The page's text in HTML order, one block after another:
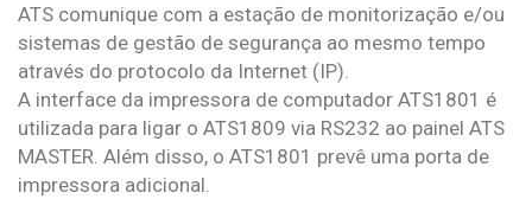
ATS comunique com a estação de monitorização e/ou
sistemas de gestão de segurança ao mesmo tempo
através do protocolo da Internet (IP).
A interface da impressora de computador ATS1801 é
utilizada para ligar o ATS1809 via RS232 ao painel ATS
MASTER. Além disso, o ATS1801 prevê uma porta de
impressora adicional.